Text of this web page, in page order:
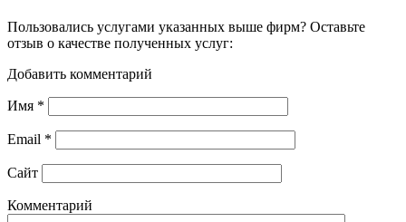
Пользовались услугами указанных выше фирм? Оставьте
отзыв о качестве полученных услуг:
Добавить комментарий
Имя *
Email *
Сайт
Комментарий